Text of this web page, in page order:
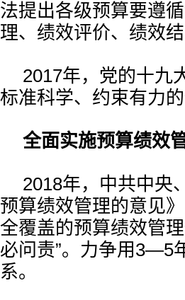
法提出各级预算要遵
理、绩效评价、绩效
2017年，党的十九
标准科学、约束有力
全面实施预算绩效
2018年，中共中央
预算绩效管理的意见
全覆盖的预算绩效管
必问责”。力争用3—5
系。